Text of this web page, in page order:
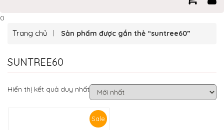
0
Trang chủ Sản phẩm được gắn thẻ “suntree60”
SUNTREE60
Hiển thị kết quả duy nhất
Sale